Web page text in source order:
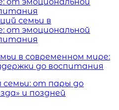
в современном мире:
до воспитания